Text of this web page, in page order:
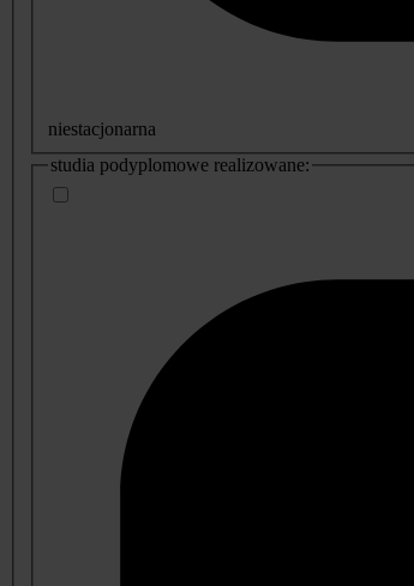
niestacjonarna
studia podyplomowe realizowane: